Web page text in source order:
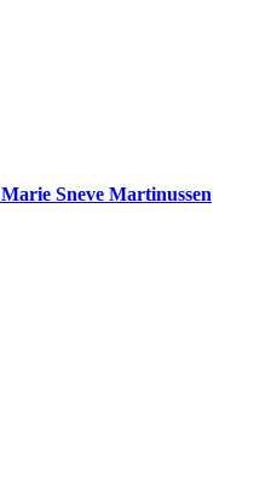
Marie Sneve Martinussen